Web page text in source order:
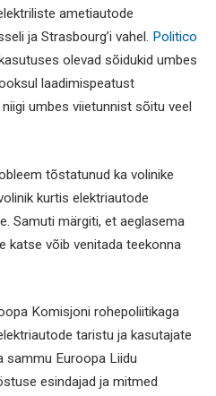
ametiautode
ja Strasbourg’i vahel. Politico
olevad sõidukid umbes
laadimispeatust
umbes viietunnist sõitu veel
tõstatunud ka volinike
kurtis elektriautode
Samuti märgiti, et aeglasema
katse võib venitada teekonna
Komisjoni rohepoliitikaga
taristu ja kasutajate
sammu Euroopa Liidu
esindajad ja mitmed